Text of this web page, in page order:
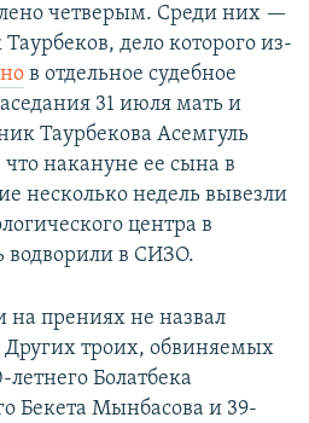
четверым. Среди них —
дело которого из-
в отдельное судебное
31 июля мать и
Таурбекова Асемгуль
накануне ее сына в
несколько недель вывезли
центра в
водворили в СИЗО.
на прениях не назвал
троих, обвиняемых
Болатбека
Бекета Мынбасова и 39-